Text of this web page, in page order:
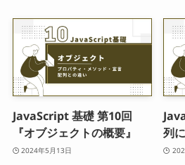
JavaScript 基礎 第10回
『オブジェクトの概要』
2024年5月13日
列